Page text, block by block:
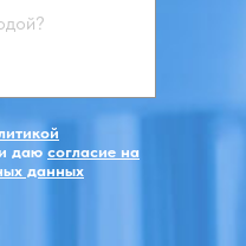
и даю согласие на
данных